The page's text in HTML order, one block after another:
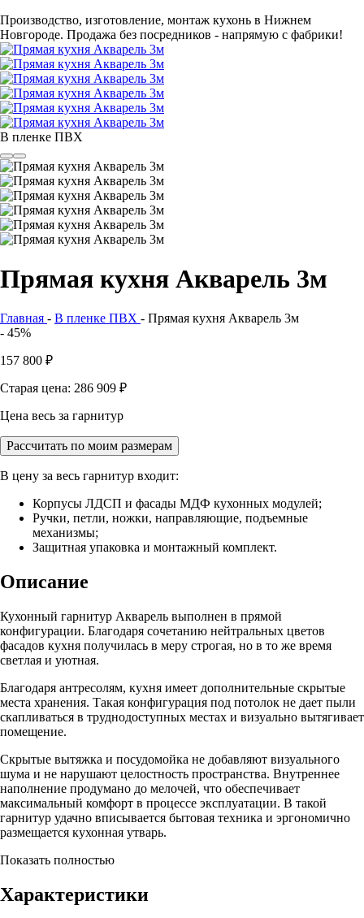
Производство, изготовление, монтаж кухонь в Нижнем
Новгороде. Продажа без посредников - напрямую с фабрики!
В пленке ПВХ
Прямая кухня Акварель 3м
Главная - В пленке ПВХ - Прямая кухня Акварель 3м
- 45%
157 800 ₽
Старая цена: 286 909 ₽
Цена весь за гарнитур
Рассчитать по моим размерам
В цену за весь гарнитур входит:
Корпусы ЛДСП и фасады МДФ кухонных модулей;
Ручки, петли, ножки, направляющие, подъемные
механизмы;
Защитная упаковка и монтажный комплект.
Описание
Кухонный гарнитур Акварель выполнен в прямой
конфигурации. Благодаря сочетанию нейтральных цветов
фасадов кухня получилась в меру строгая, но в то же время
светлая и уютная.
Благодаря антресолям, кухня имеет дополнительные скрытые
места хранения. Такая конфигурация под потолок не дает пыли
скапливаться в труднодоступных местах и визуально вытягивает
помещение.
Скрытые вытяжка и посудомойка не добавляют визуального
шума и не нарушают целостность пространства. Внутреннее
наполнение продумано до мелочей, что обеспечивает
максимальный комфорт в процессе эксплуатации. В такой
гарнитур удачно вписывается бытовая техника и эргономично
размещается кухонная утварь.
Показать полностью
Характеристики